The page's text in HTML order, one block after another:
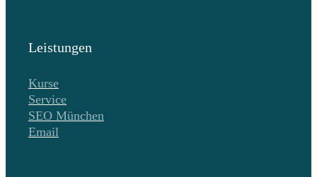
Leistungen
Kurse
Service
SEO München
Email